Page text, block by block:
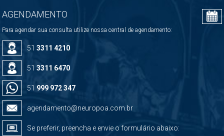
AGENDAMENTO
Para agendar sua consulta utilize nossa central de agendamento:
51 3311 4210
51 3311 6470
51 999 972 347
agendamento@neuropoa.com.br
Se preferir, preencha e envie o formulário abaixo: